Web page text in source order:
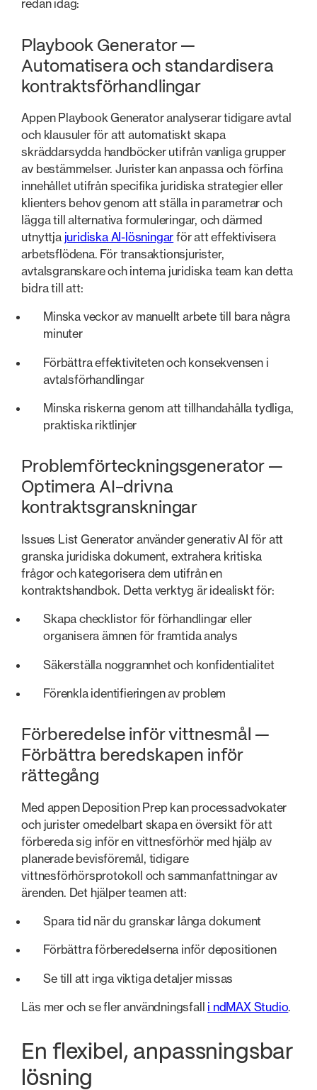
redan idag:
Playbook Generator —
Automatisera och standardisera
kontraktsförhandlingar
Appen Playbook Generator analyserar tidigare avtal
och klausuler för att automatiskt skapa
skräddarsydda handböcker utifrån vanliga grupper
av bestämmelser. Jurister kan anpassa och förfina
innehållet utifrån specifika juridiska strategier eller
klienters behov genom att ställa in parametrar och
lägga till alternativa formuleringar, och därmed
utnyttja juridiska AI-lösningar för att effektivisera
arbetsflödena. För transaktionsjurister,
avtalsgranskare och interna juridiska team kan detta
bidra till att:
Minska veckor av manuellt arbete till bara några
minuter
Förbättra effektiviteten och konsekvensen i
avtalsförhandlingar
Minska riskerna genom att tillhandahålla tydliga,
praktiska riktlinjer
Problemförteckningsgenerator —
Optimera AI-drivna
kontraktsgranskningar
Issues List Generator använder generativ AI för att
granska juridiska dokument, extrahera kritiska
frågor och kategorisera dem utifrån en
kontraktshandbok. Detta verktyg är idealiskt för:
Skapa checklistor för förhandlingar eller
organisera ämnen för framtida analys
Säkerställa noggrannhet och konfidentialitet
Förenkla identifieringen av problem
Förberedelse inför vittnesmål —
Förbättra beredskapen inför
rättegång
Med appen Deposition Prep kan processadvokater
och jurister omedelbart skapa en översikt för att
förbereda sig inför en vittnesförhör med hjälp av
planerade bevisföremål, tidigare
vittnesförhörsprotokoll och sammanfattningar av
ärenden. Det hjälper teamen att:
Spara tid när du granskar långa dokument
Förbättra förberedelserna inför depositionen
Se till att inga viktiga detaljer missas
Läs mer och se fler användningsfall i ndMAX Studio.
En flexibel, anpassningsbar
lösning